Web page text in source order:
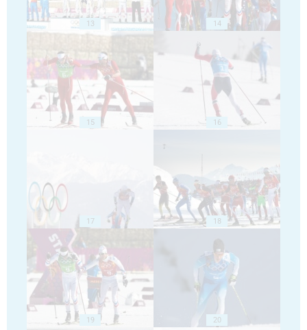
13 14
15 16
17 18
19 20